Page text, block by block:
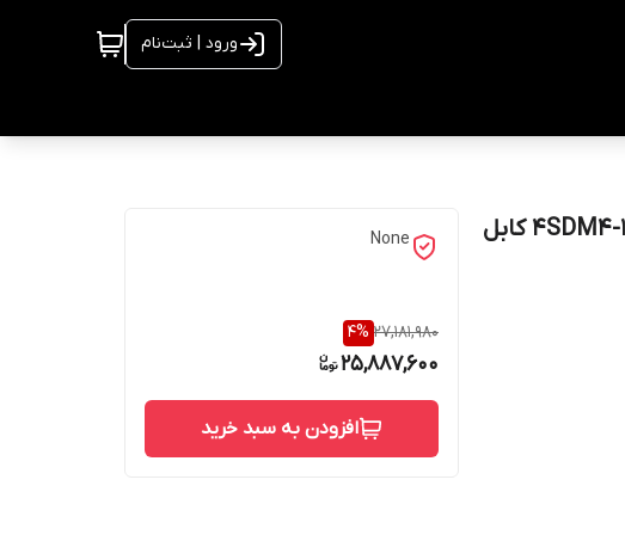
ورود | ثبت‌نام
شناور 1/4-1 اینچ 78متر ارتفاع یک اسب زاگرس 4SDM4-10 کابل
None
27,181,980
4%
25,887,600
افزودن به سبد خرید